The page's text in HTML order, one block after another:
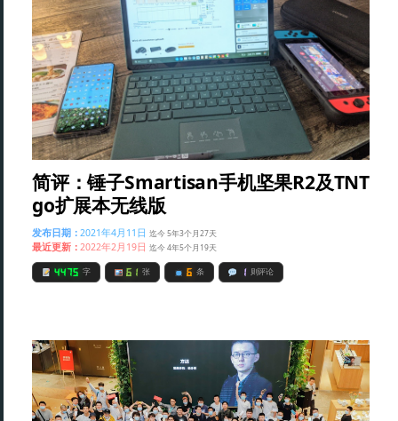
简评：锤子Smartisan手机坚果R2及TNT
go扩展本无线版
发布日期：2021年4月11日 迄今 5年3个月27天
最近更新：2022年2月19日 迄今 4年5个月19天
4475 字 61 张 6 条 1 则评论